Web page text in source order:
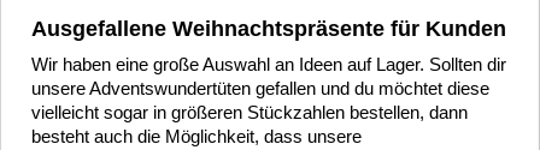
Ausgefallene Weihnachtspräsente für Kunden
Wir haben eine große Auswahl an Ideen auf Lager. Sollten dir
unsere Adventswundertüten gefallen und du möchtet diese
vielleicht sogar in größeren Stückzahlen bestellen, dann
besteht auch die Möglichkeit, dass unsere